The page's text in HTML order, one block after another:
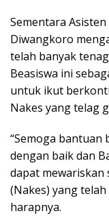
Sementara
Diwangkoro
telah banyak
Beasiswa ini
untuk ikut
Nakes yang telag
“Semoga bantuan
dengan baik dan
dapat
(Nakes) yang
harapnya.